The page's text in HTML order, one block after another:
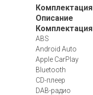
Комплектация
Описание
Комплектация
ABS
Android Auto
Apple CarPlay
Bluetooth
CD-плеер
DAB-радио